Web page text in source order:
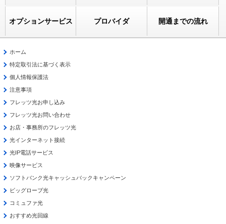
オプションサービス プロバイダ 開通までの流れ
ホーム
特定取引法に基づく表示
個人情報保護法
注意事項
フレッツ光お申し込み
フレッツ光お問い合わせ
お店・事務所のフレッツ光
光インターネット接続
光IP電話サービス
映像サービス
ソフトバンク光キャッシュバックキャンペーン
ビッグローブ光
コミュファ光
おすすめ光回線